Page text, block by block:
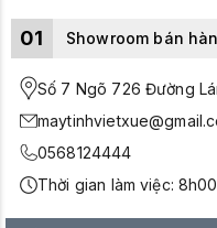
01 Showroom bán
Số 7 Ngõ 726 Đường
0568124444
Thời gian làm việc: